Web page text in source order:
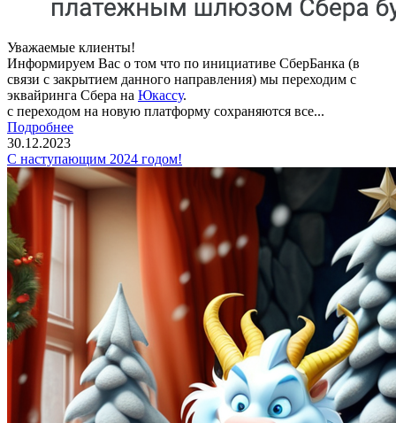
Уважаемые клиенты!
Информируем Вас о том что по инициативе СберБанка (в
связи с закрытием данного направления) мы переходим с
эквайринга Сбера на Юкассу.
с переходом на новую платформу сохраняются все...
Подробнее
30.12.2023
С наступающим 2024 годом!